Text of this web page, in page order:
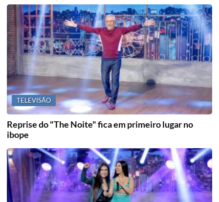
TELEVISÃO
Reprise do "The Noite" fica em primeiro lugar no
ibope